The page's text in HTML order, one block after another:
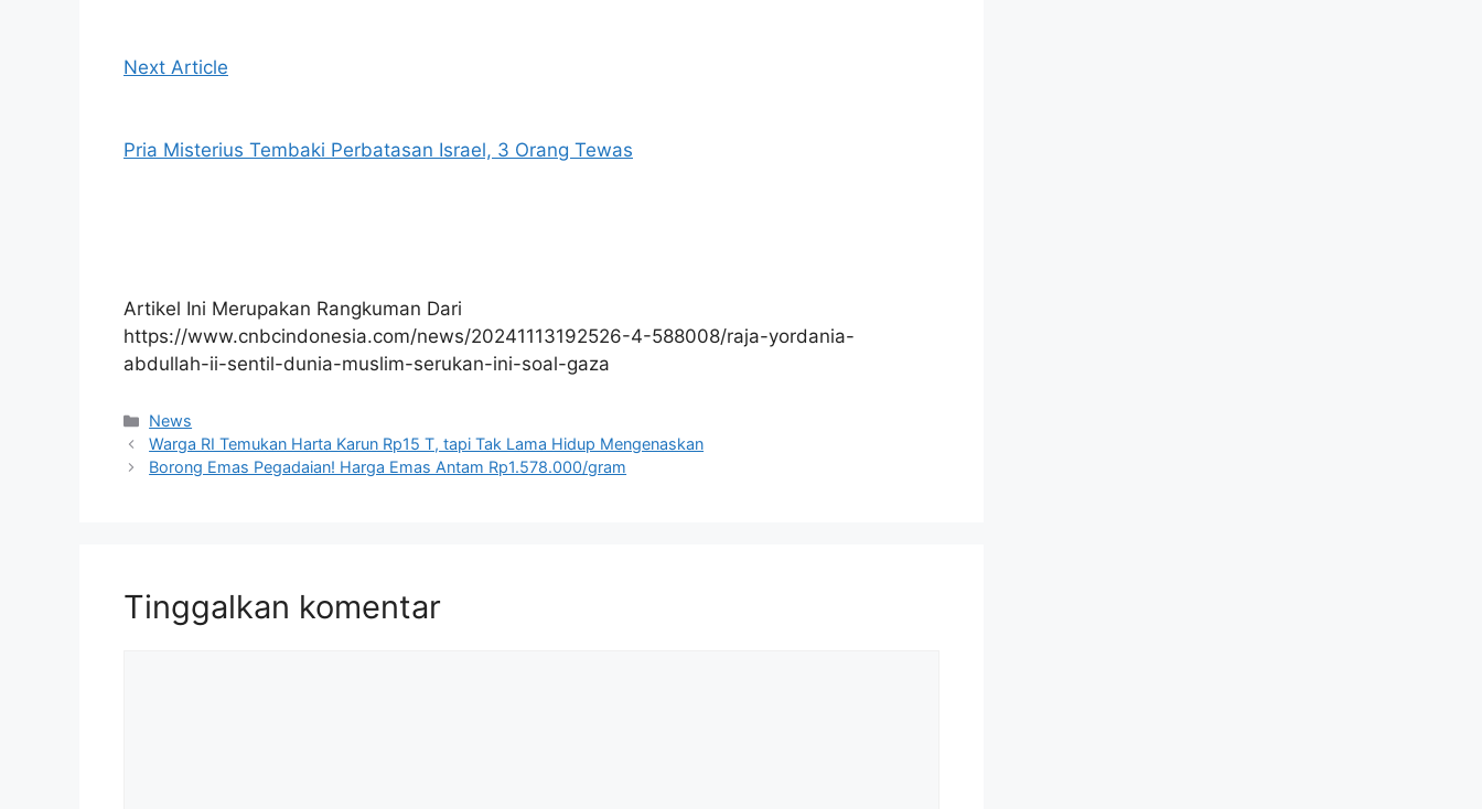
Next Article
Pria Misterius Tembaki Perbatasan Israel, 3 Orang Tewas
Artikel Ini Merupakan Rangkuman Dari
https://www.cnbcindonesia.com/news/20241113192526-4-588008/raja-yordania-
abdullah-ii-sentil-dunia-muslim-serukan-ini-soal-gaza
Kategori
News
Warga RI Temukan Harta Karun Rp15 T, tapi Tak Lama Hidup Mengenaskan
Borong Emas Pegadaian! Harga Emas Antam Rp1.578.000/gram
Tinggalkan komentar